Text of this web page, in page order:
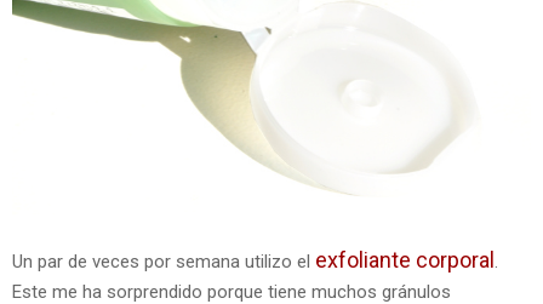
Un par de veces por semana utilizo el exfoliante corporal.
Este me ha sorprendido porque tiene muchos gránulos